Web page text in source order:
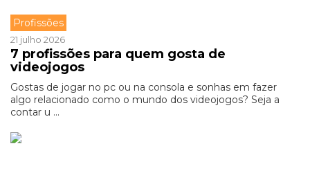
Profissões
21 julho 2026
7 profissões para quem gosta de
videojogos
Gostas de jogar no pc ou na consola e sonhas em fazer
algo relacionado como o mundo dos videojogos? Seja a
contar u ...